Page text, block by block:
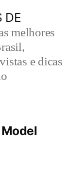
DE
melhores
e dicas